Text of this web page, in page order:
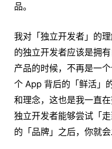
品。
我对「独立开发者」的
的独立开发者应该是拥
产品的时候，不再是一
个 App 背后的「鲜活」
和理念，这也是我一直
独立开发者能够尝试「
的「品牌」之后，你就